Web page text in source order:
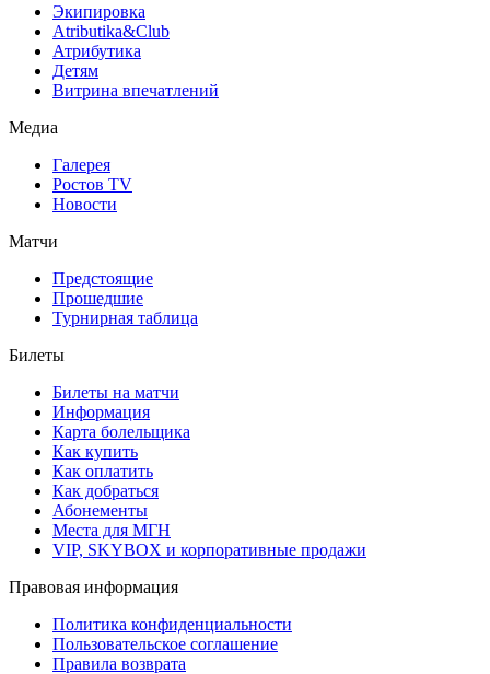
Экипировка
Atributika&Club
Атрибутика
Детям
Витрина впечатлений
Медиа
Галерея
Ростов TV
Новости
Матчи
Предстоящие
Прошедшие
Турнирная таблица
Билеты
Билеты на матчи
Информация
Карта болельщика
Как купить
Как оплатить
Как добраться
Абонементы
Места для МГН
VIP, SKYBOX и корпоративные продажи
Правовая информация
Политика конфиденциальности
Пользовательское соглашение
Правила возврата